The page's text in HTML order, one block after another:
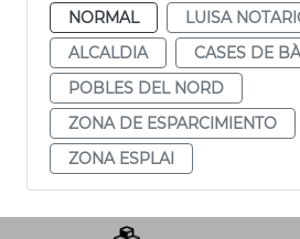
NORMAL
LUISA
ALCALDIA
CASES DE
POBLES DEL NORD
ZONA DE ESPARCIMIENTO
ZONA ESPLAI